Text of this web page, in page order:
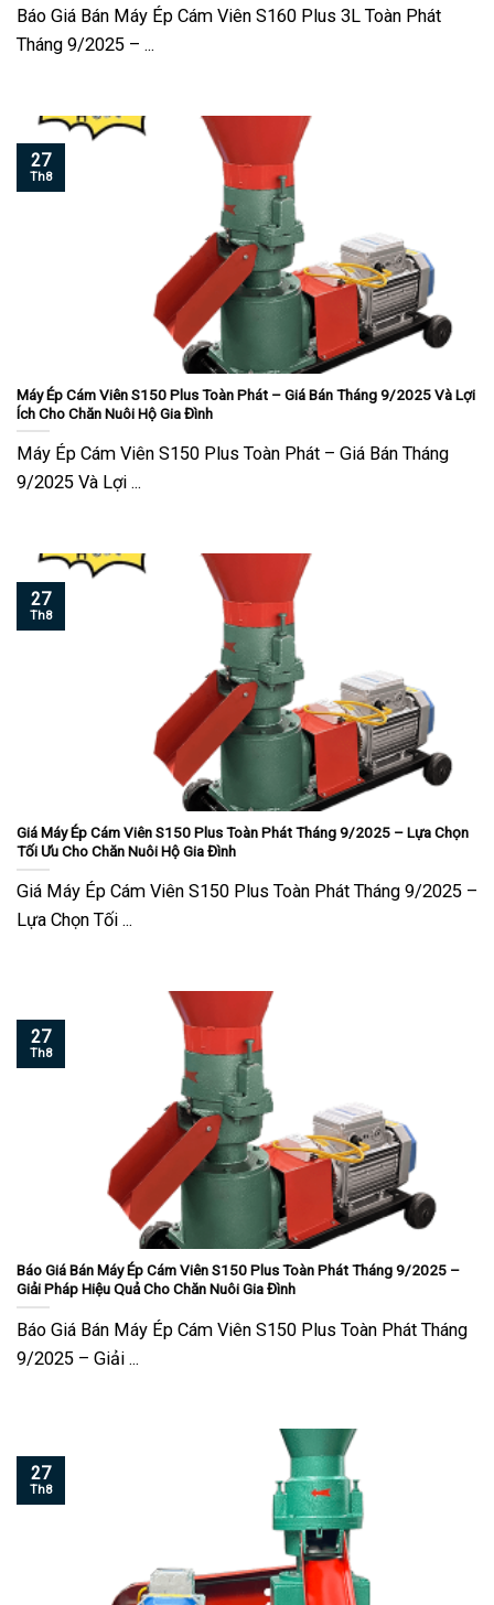
Báo Giá Bán Máy Ép Cám Viên S160 Plus 3L Toàn Phát
Tháng 9/2025 – ...
Máy Ép Cám Viên S150 Plus Toàn Phát – Giá Bán Tháng 9/2025 Và Lợi
Ích Cho Chăn Nuôi Hộ Gia Đình
Máy Ép Cám Viên S150 Plus Toàn Phát – Giá Bán Tháng
9/2025 Và Lợi ...
27
Th8
Giá Máy Ép Cám Viên S150 Plus Toàn Phát Tháng 9/2025 – Lựa Chọn
Tối Ưu Cho Chăn Nuôi Hộ Gia Đình
Giá Máy Ép Cám Viên S150 Plus Toàn Phát Tháng 9/2025 –
Lựa Chọn Tối ...
27
Th8
Báo Giá Bán Máy Ép Cám Viên S150 Plus Toàn Phát Tháng 9/2025 –
Giải Pháp Hiệu Quả Cho Chăn Nuôi Gia Đình
Báo Giá Bán Máy Ép Cám Viên S150 Plus Toàn Phát Tháng
9/2025 – Giải ...
27
Th8
27
Th8